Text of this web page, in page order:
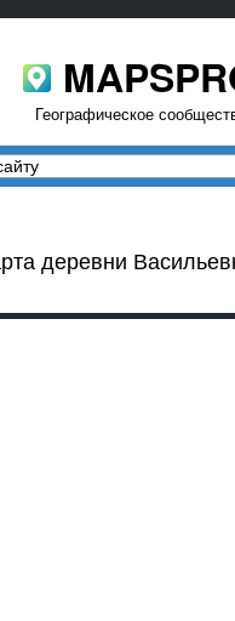
Географическое
деревни